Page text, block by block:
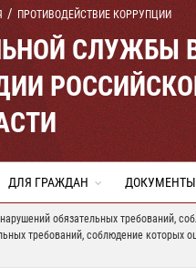
ПРОТИВОДЕЙСТВИЕ КОРРУПЦИИ
СЛУЖБЫ
ДЛЯ ГРАЖДАН ДОКУМЕНТЫ
обязательных требований,
требований, соблюдение которых